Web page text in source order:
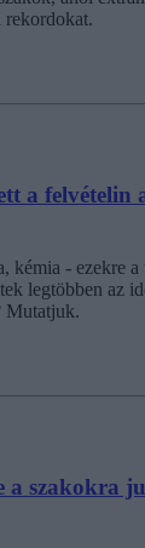
rekordokat.
a felvételin
kémia - ezekre a
legtöbben az
Mutatjuk.
a szakokra